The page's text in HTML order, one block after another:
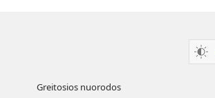
Greitosios nuorodos